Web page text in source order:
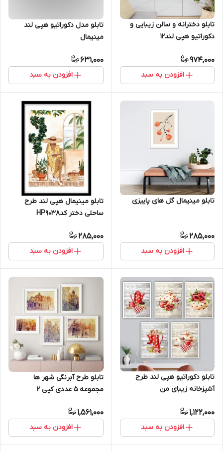
تابلو دخترانه و سالن زیبایی و
دکوراتیو هپی لند12
974,000
افزودن به سبد
تابلو مدل دکوراتیو هپی لند
مینیمال
631,000
افزودن به سبد
تابلو مینیمال گل های پاییزی
285,000
افزودن به سبد
تابلو مینیمال هپی لند طرح
ساحلی دختر کدHP9038
285,000
افزودن به سبد
تابلو دکوراتیو هپی لند طرح
آشپزخانه زیبای من
1,122,000
افزودن به سبد
تابلو طرح آبرنگی شهر ها
مجموعه 5 عددی کپی 2
1,561,000
افزودن به سبد